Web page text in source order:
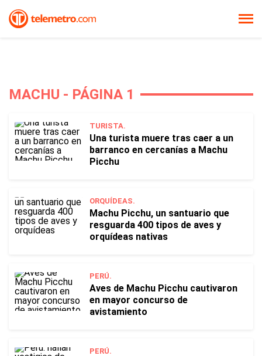
MACHU - PÁGINA 1
TURISTA.
Una turista muere tras caer a un
barranco en cercanías a Machu
Picchu
ORQUÍDEAS.
Machu Picchu, un santuario que
resguarda 400 tipos de aves y
orquídeas nativas
PERÚ.
Aves de Machu Picchu cautivaron
en mayor concurso de
avistamiento
PERÚ.